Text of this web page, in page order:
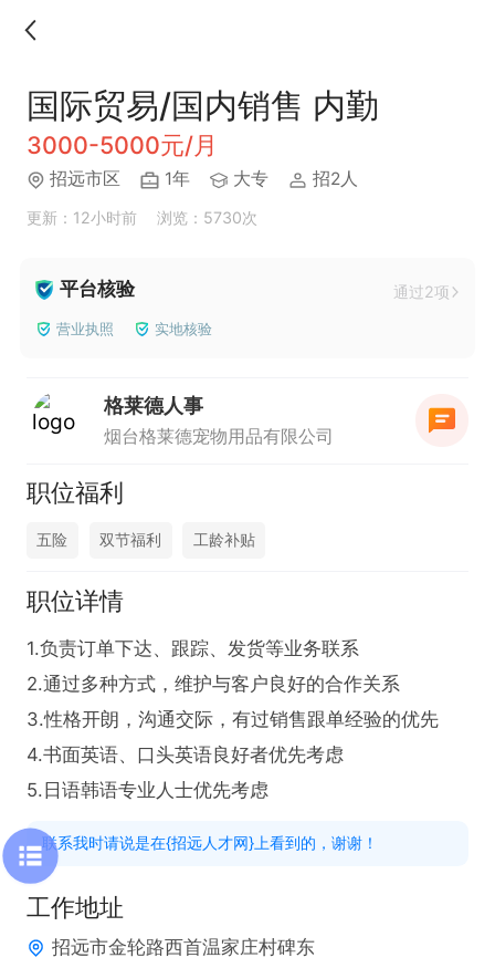
国际贸易/国内销售 内勤
3000-5000元/月
招远市区 1年 大专 招2人
更新：12小时前 浏览：5730次
平台核验 通过2项
营业执照 实地核验
格莱德人事
烟台格莱德宠物用品有限公司
职位福利
五险 双节福利 工龄补贴
职位详情
1.负责订单下达、跟踪、发货等业务联系
2.通过多种方式，维护与客户良好的合作关系
3.性格开朗，沟通交际，有过销售跟单经验的优先
4.书面英语、口头英语良好者优先考虑
5.日语韩语专业人士优先考虑
联系我时请说是在{招远人才网}上看到的，谢谢！
工作地址
招远市金轮路西首温家庄村碑东